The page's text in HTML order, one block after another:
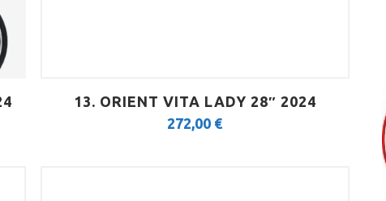
13. ORIENT VITA LADY 28″ 2024
272,00 €